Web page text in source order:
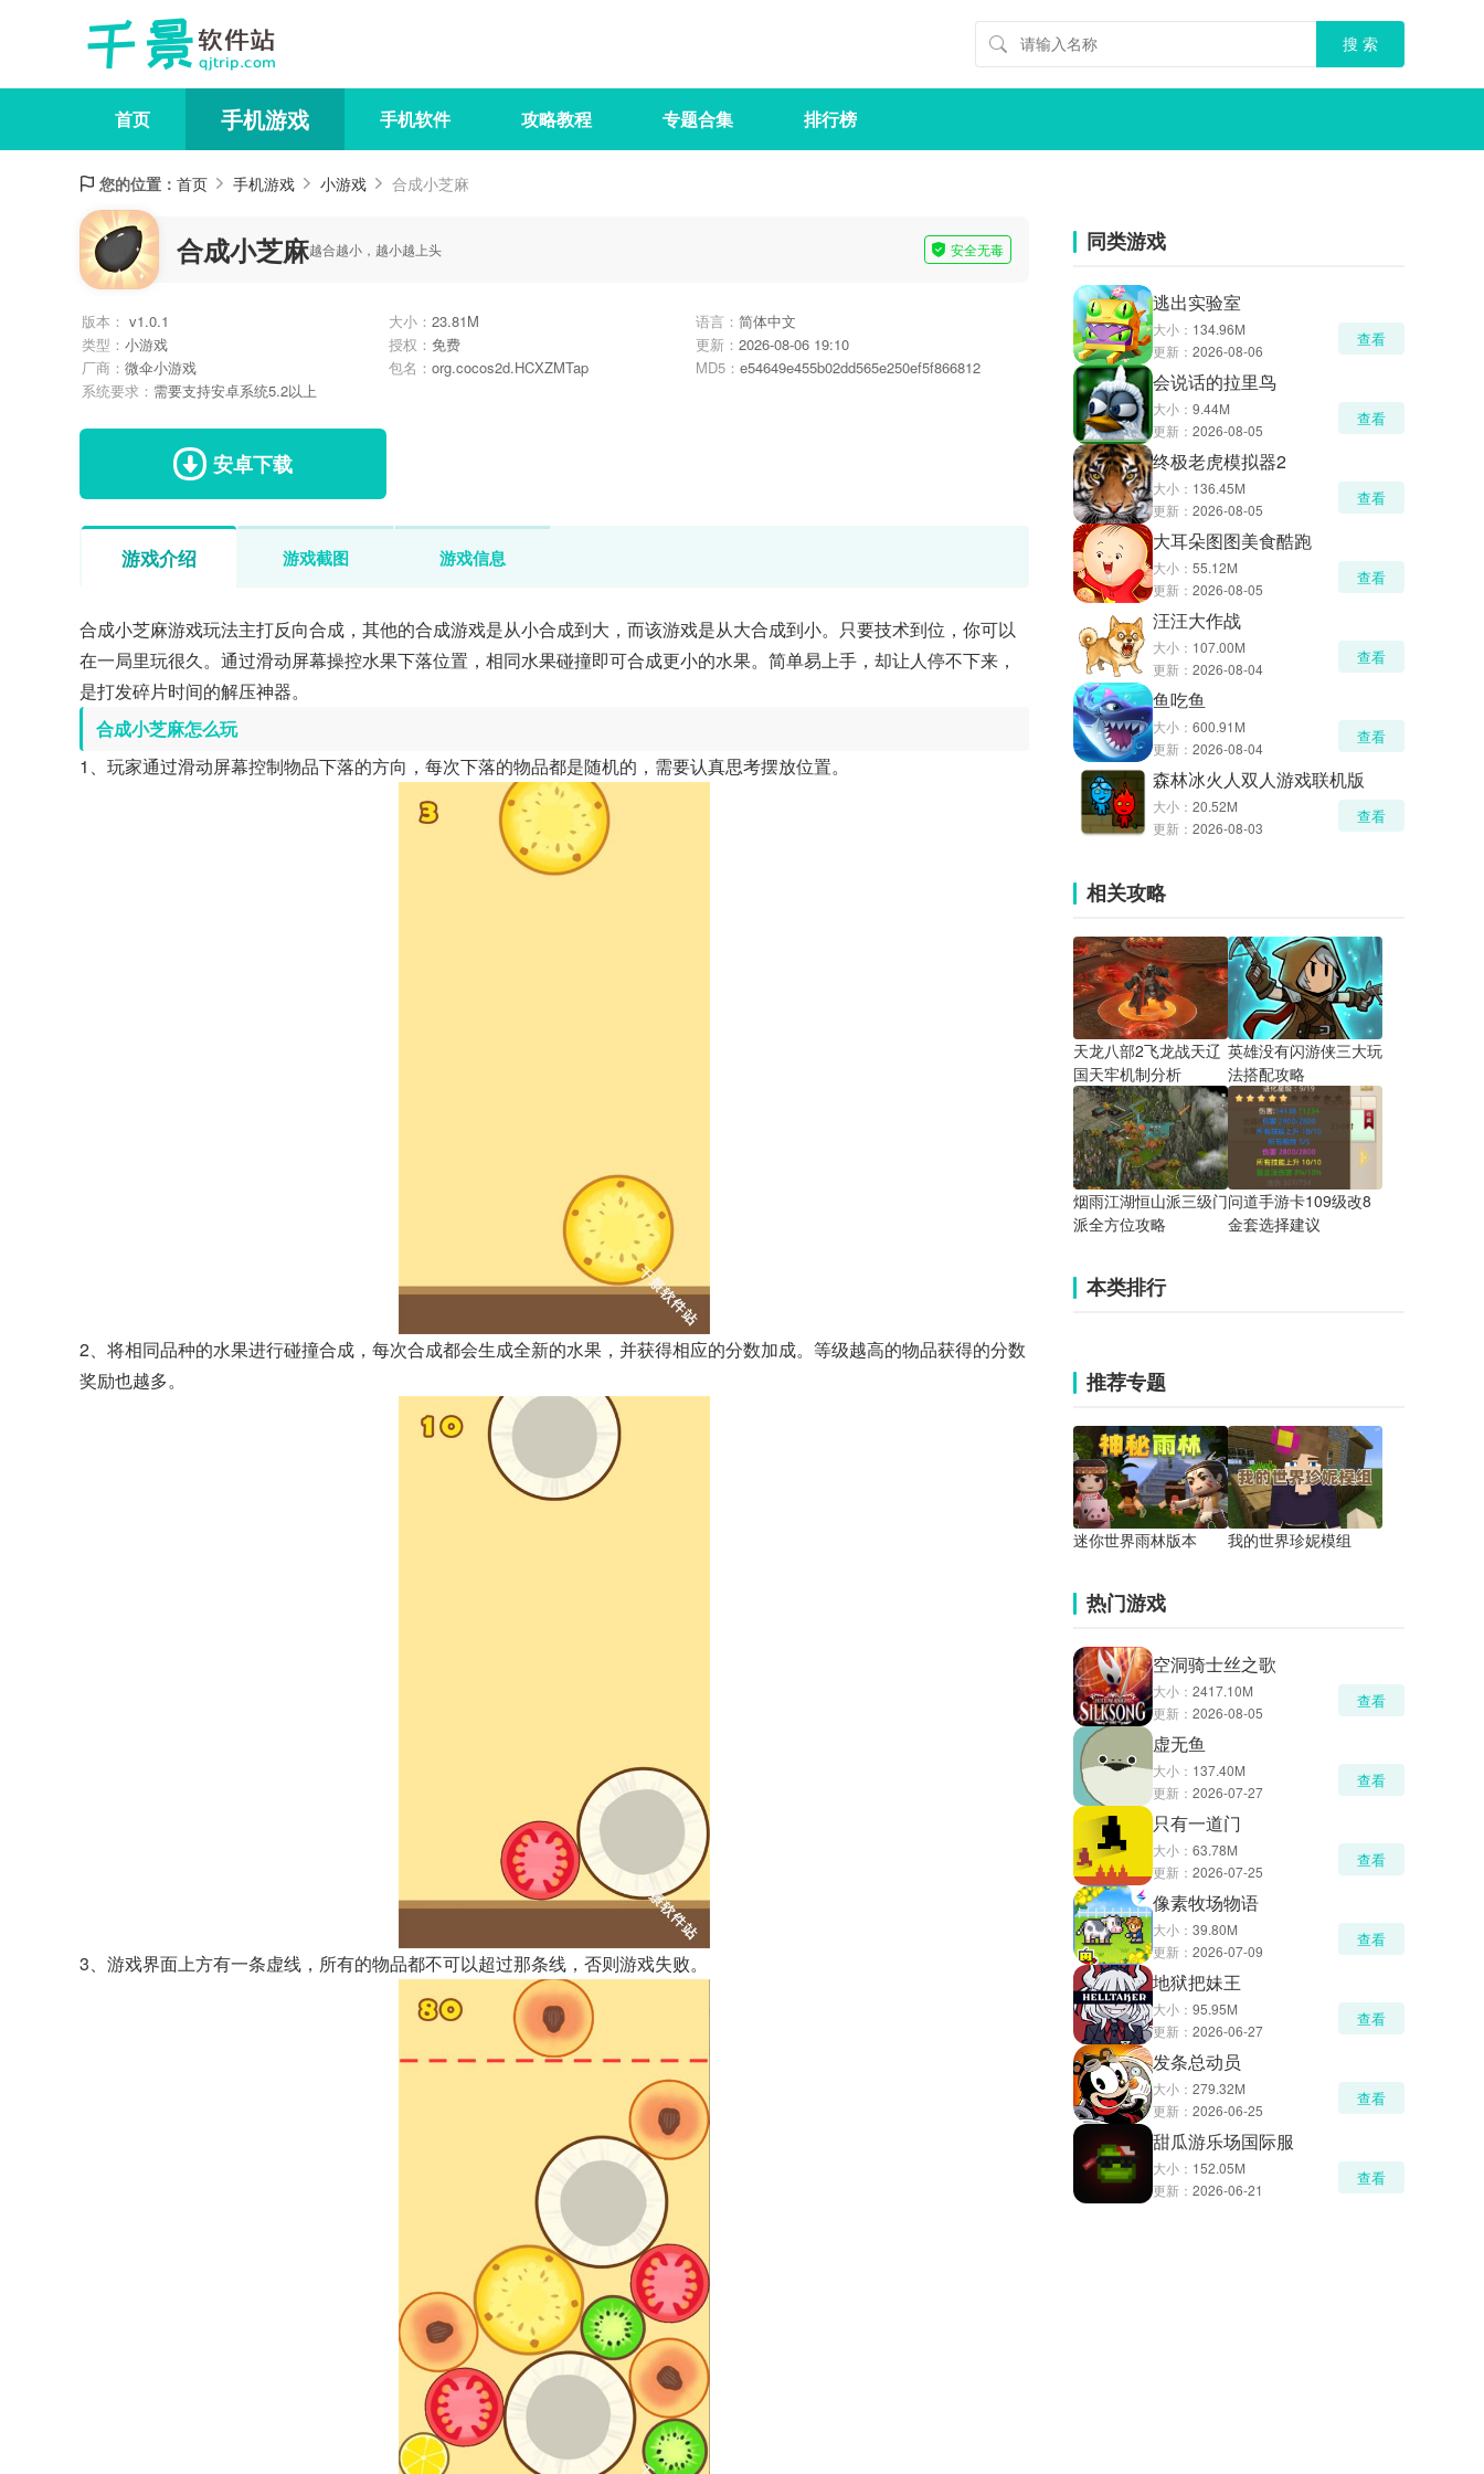
首页 手机游戏 手机软件 攻略教程 专题合集 排行榜
您的位置： 首页 手机游戏 小游戏 合成小芝麻
合成小芝麻越合越小，越小越上头 安全无毒
版本： v1.0.1 大小： 23.81M 语言： 简体中文
类型： 小游戏 授权： 免费 更新： 2026-08-06 19:10
厂商： 微伞小游戏 包名： org.cocos2d.HCXZMTap MD5： e54649e455b02dd565e250ef5f866812
系统要求： 需要支持安卓系统5.2以上
安卓下载
游戏介绍 游戏截图 游戏信息
合成小芝麻游戏玩法主打反向合成，其他的合成游戏是从小合成到大，而该游戏是从大合成到小。只要技术到位，你可以
在一局里玩很久。通过滑动屏幕操控水果下落位置，相同水果碰撞即可合成更小的水果。简单易上手，却让人停不下来，
是打发碎片时间的解压神器。
合成小芝麻怎么玩
1、玩家通过滑动屏幕控制物品下落的方向，每次下落的物品都是随机的，需要认真思考摆放位置。
2、将相同品种的水果进行碰撞合成，每次合成都会生成全新的水果，并获得相应的分数加成。等级越高的物品获得的分数
奖励也越多。
3、游戏界面上方有一条虚线，所有的物品都不可以超过那条线，否则游戏失败。
同类游戏
逃出实验室
大小： 134.96M
更新： 2026-08-06
查看
会说话的拉里鸟
大小： 9.44M
更新： 2026-08-05
查看
终极老虎模拟器2
大小： 136.45M
更新： 2026-08-05
查看
大耳朵图图美食酷跑
大小： 55.12M
更新： 2026-08-05
查看
汪汪大作战
大小： 107.00M
更新： 2026-08-04
查看
鱼吃鱼
大小： 600.91M
更新： 2026-08-04
查看
森林冰火人双人游戏联机版
大小： 20.52M
更新： 2026-08-03
查看
相关攻略
天龙八部2飞龙战天辽
国天牢机制分析
英雄没有闪游侠三大玩
法搭配攻略
烟雨江湖恒山派三级门
派全方位攻略
问道手游卡109级改8
金套选择建议
本类排行
推荐专题
迷你世界雨林版本 我的世界珍妮模组
热门游戏
空洞骑士丝之歌
大小： 2417.10M
更新： 2026-08-05
查看
虚无鱼
大小： 137.40M
更新： 2026-07-27
查看
只有一道门
大小： 63.78M
更新： 2026-07-25
查看
像素牧场物语
大小： 39.80M
更新： 2026-07-09
查看
地狱把妹王
大小： 95.95M
更新： 2026-06-27
查看
发条总动员
大小： 279.32M
更新： 2026-06-25
查看
甜瓜游乐场国际服
大小： 152.05M
更新： 2026-06-21
查看